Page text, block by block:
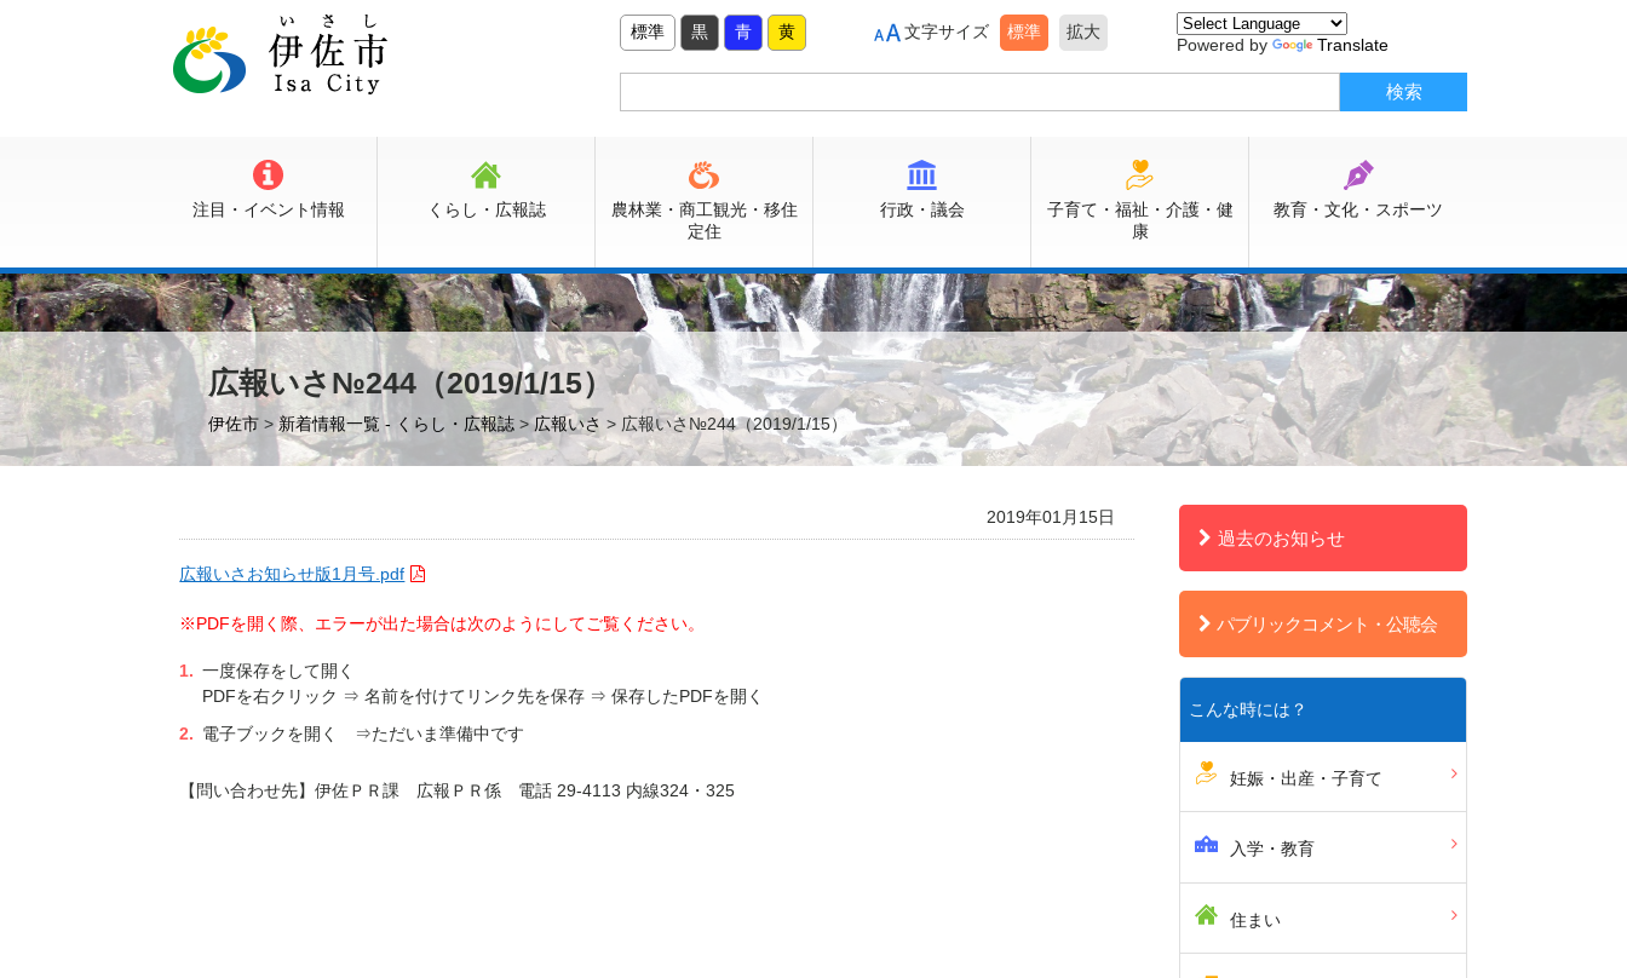
標準 黒 青 黄 文字サイズ 標準 拡大
Powered by Translate
注目・イベント情報 くらし・広報誌
農林業・商工観光・移住
定住
行政・議会
子育て・福祉・介護・健
康
教育・文化・スポーツ
広報いさ№244（2019/1/15）
伊佐市 >新着情報一覧 - くらし・広報誌 >広報いさ > 広報いさ№244（2019/1/15）
2019年01月15日
広報いさお知らせ版1月号.pdf
※PDFを開く際、エラーが出た場合は次のようにしてご覧ください。
一度保存をして開く
PDFを右クリック ⇒ 名前を付けてリンク先を保存 ⇒ 保存したPDFを開く
電子ブックを開く ⇒ただいま準備中です
【問い合わせ先】伊佐ＰＲ課 広報ＰＲ係 電話 29-4113 内線324・325
過去のお知らせ
パブリックコメント・公聴会
こんな時には？
妊娠・出産・子育て
入学・教育
住まい